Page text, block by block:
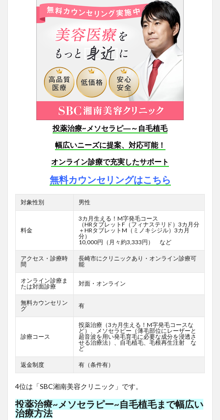
投薬治療~メソセラピ―～自毛植毛
幅広いニーズに提案、対応可能！
オンライン診療で充実したサポート
無料カウンセリングはこちら
対象性別 男性
料金
3カ月生える！M字発毛コース
（HRタブレットF （フィナステリド）3カ月分
＋HRタブレットM（ミノキシジル）3カ月
分）
10,000円（月々約3,333円） など
アクセス・診療時
間
長崎市にクリニックあり・オンライン診療可
能
オンライン診療ま
たは対面診療
対面・オンライン
無料カウンセリン
グ
有
診療コース
投薬治療（3カ月生える！M字発毛コースな
ど）、メソセラピー（薄毛部位にレーザーと
超音波を用い発毛育毛に必要な成分を浸透さ
せる治療法）、自毛植毛、毛根再生注射 な
ど
返金制度 有（条件有）
4位は「SBC湘南美容クリニック」です。
投薬治療~メソセラピー~自毛植毛まで幅広い
治療方法